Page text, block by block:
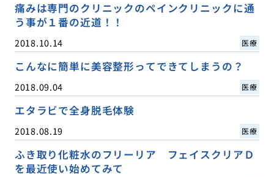
痛みは専門のクリニックのペインクリニックに通
う事が１番の近道！！
2018.10.14 医療
こんなに簡単に美容整形ってできてしまうの？
2018.09.04 医療
エタラビで全身脱毛体験
2018.08.19 医療
ふき取り化粧水のフリーリア フェイスクリアＤ
を最近使い始めてみて